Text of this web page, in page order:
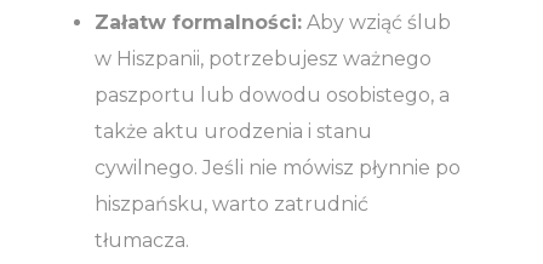
Załatw formalności:Aby wziąć ślub
w Hiszpanii, potrzebujesz ważnego
paszportu lub dowodu osobistego, a
także aktu urodzenia i stanu
cywilnego. Jeśli nie mówisz płynnie po
hiszpańsku, warto zatrudnić
tłumacza.